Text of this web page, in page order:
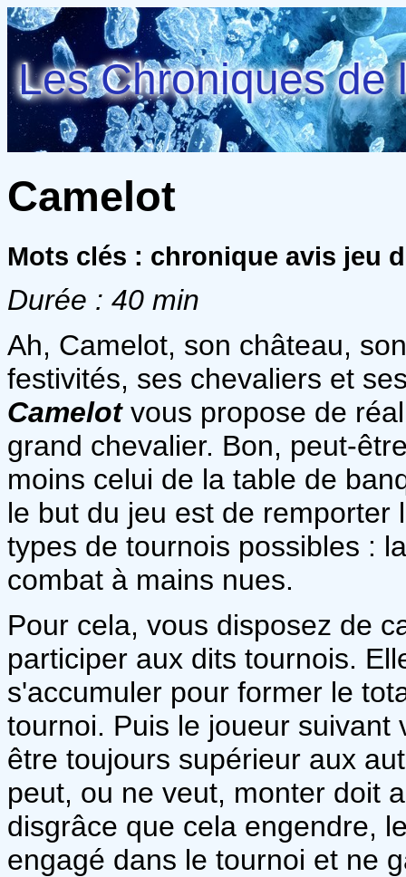
Les Chroniques de
Camelot
Mots clés : chronique avis jeu
Durée : 40 min
Ah, Camelot, son château,
festivités, ses chevaliers et
Camelotvous propose de
grand chevalier. Bon, peut-
moins celui de la table de
le but du jeu est de remporter
types de tournois possibles :
combat à mains nues.
Pour cela, vous disposez de
participer aux dits tournois.
s'accumuler pour former le
tournoi. Puis le joueur
être toujours supérieur aux
peut, ou ne veut, monter doit
disgrâce que cela engendre,
engagé dans le tournoi et ne